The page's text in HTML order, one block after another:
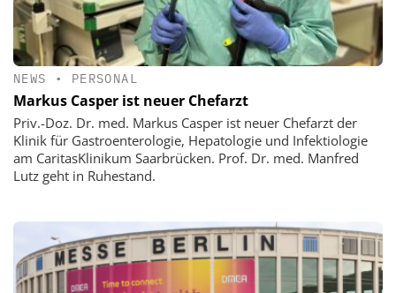
NEWS • PERSONAL
Markus Casper ist neuer Chefarzt
Priv.-Doz. Dr. med. Markus Casper ist neuer Chefarzt der
Klinik für Gastroenterologie, Hepatologie und Infektiologie
am CaritasKlinikum Saarbrücken. Prof. Dr. med. Manfred
Lutz geht in Ruhestand.